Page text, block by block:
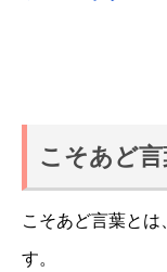
こそあど
こそあど言葉と
す。